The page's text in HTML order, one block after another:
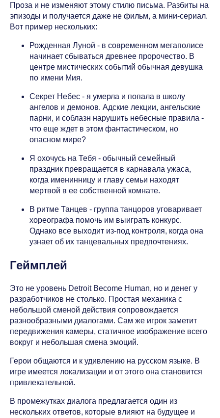
Проза и не изменяют этому стилю письма. Разбиты на
эпизоды и получается даже не фильм, а мини-сериал.
Вот пример нескольких:
Рожденная Луной - в современном мегаполисе
начинает сбываться древнее пророчество. В
центре мистических событий обычная девушка
по имени Мия.
Секрет Небес - я умерла и попала в школу
ангелов и демонов. Адские лекции, ангельские
парни, и соблазн нарушить небесные правила -
что еще ждет в этом фантастическом, но
опасном мире?
Я охочусь на Тебя - обычный семейный
праздник превращается в карнавала ужаса,
когда именинницу и главу семьи находят
мертвой в ее собственной комнате.
В ритме Танцев - группа танцоров уговаривает
хореографа помочь им выиграть конкурс.
Однако все выходит из-под контроля, когда она
узнает об их танцевальных предпочтениях.
Геймплей
Это не уровень Detroit Become Human, но и денег у
разработчиков не столько. Простая механика с
небольшой сменой действия сопровождается
разнообразными диалогами. Сам же игрок заметит
передвижения камеры, статичное изображение всего
вокруг и небольшая смена эмоций.
Герои общаются и к удивлению на русском языке. В
игре имеется локализации и от этого она становится
привлекательной.
В промежутках диалога предлагается один из
нескольких ответов, которые влияют на будущее и